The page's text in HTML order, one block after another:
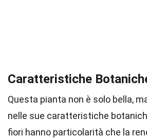
Caratteristiche
Questa pianta non è solo bella,
nelle sue caratteristiche
fiori hanno particolarità che la